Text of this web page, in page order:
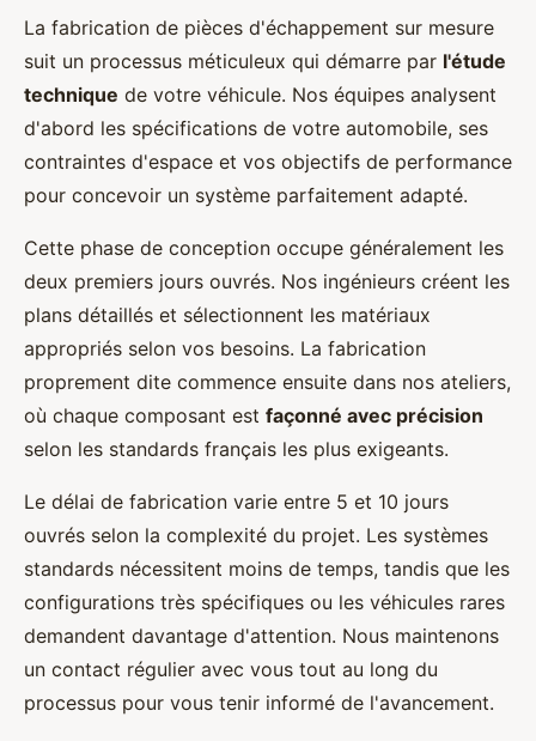
La fabrication de pièces d'échappement sur mesure
suit un processus méticuleux qui démarre par l'étude
technique de votre véhicule. Nos équipes analysent
d'abord les spécifications de votre automobile, ses
contraintes d'espace et vos objectifs de performance
pour concevoir un système parfaitement adapté.
Cette phase de conception occupe généralement les
deux premiers jours ouvrés. Nos ingénieurs créent les
plans détaillés et sélectionnent les matériaux
appropriés selon vos besoins. La fabrication
proprement dite commence ensuite dans nos ateliers,
où chaque composant est façonné avec précision
selon les standards français les plus exigeants.
Le délai de fabrication varie entre 5 et 10 jours
ouvrés selon la complexité du projet. Les systèmes
standards nécessitent moins de temps, tandis que les
configurations très spécifiques ou les véhicules rares
demandent davantage d'attention. Nous maintenons
un contact régulier avec vous tout au long du
processus pour vous tenir informé de l'avancement.